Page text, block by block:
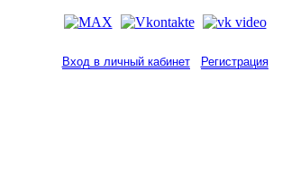
Вход в личный кабинет Регистрация